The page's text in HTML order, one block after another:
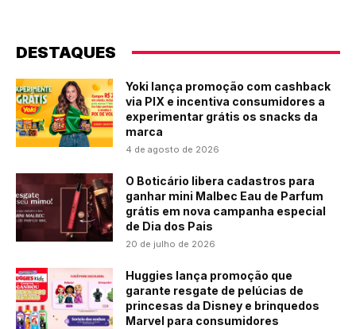
DESTAQUES
Yoki lança promoção com cashback
via PIX e incentiva consumidores a
experimentar grátis os snacks da
marca
4 de agosto de 2026
O Boticário libera cadastros para
ganhar mini Malbec Eau de Parfum
grátis em nova campanha especial
de Dia dos Pais
20 de julho de 2026
Huggies lança promoção que
garante resgate de pelúcias de
princesas da Disney e brinquedos
Marvel para consumidores